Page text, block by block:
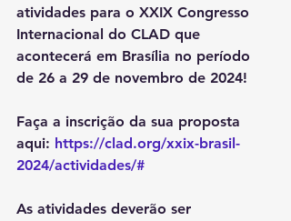
atividades para o XXIX Congresso
Internacional do CLAD que
acontecerá em Brasília no período
de 26 a 29 de novembro de 2024!
Faça a inscrição da sua proposta
aqui: https://clad.org/xxix-brasil-
2024/actividades/#
As atividades deverão ser